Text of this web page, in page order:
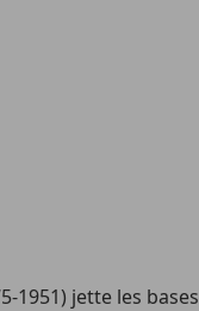
1951) jette les bases